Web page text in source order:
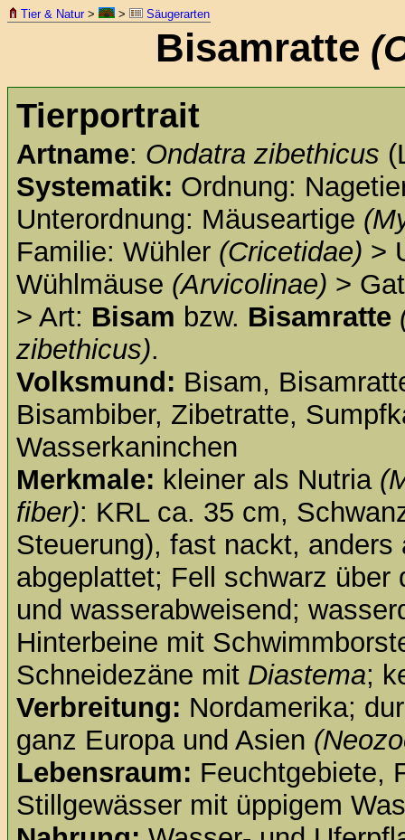
Tier & Natur> > Säugerarten
Bisamratte
Tierportrait
Artname: Ondatra zibethicus
Systematik: Ordnung:
Unterordnung: Mäuseartige
Familie: Wühler (Cricetidae) >
Wühlmäuse (Arvicolinae) >
> Art: Bisam bzw. Bisamratte
zibethicus).
Volksmund: Bisam,
Bisambiber, Zibetratte,
Wasserkaninchen
Merkmale: kleiner als Nutria
fiber): KRL ca. 35 cm,
Steuerung), fast nackt,
abgeplattet; Fell schwarz
und wasserabweisend;
Hinterbeine mit
Schneidezäne mit Diastema;
Verbreitung: Nordamerika;
ganz Europa und Asien
Lebensraum: Feuchtgebiete,
Stillgewässer mit üppigem